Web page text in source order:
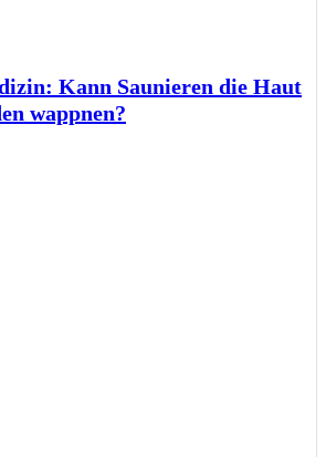
Kann Saunieren die Haut
wappnen?